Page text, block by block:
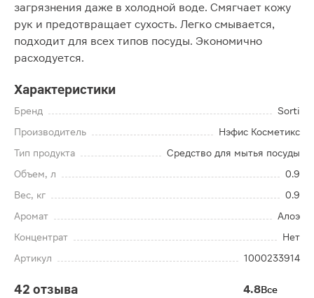
загрязнения даже в холодной воде. Смягчает кожу
рук и предотвращает сухость. Легко смывается,
подходит для всех типов посуды. Экономично
расходуется.
Характеристики
Бренд
Sorti
Производитель
Нэфис Косметикс
Тип продукта
Средство для мытья посуды
Объем, л
0.9
Вес, кг
0.9
Аромат
Алоэ
Концентрат
Нет
Артикул
1000233914
42 отзыва 4.8Все